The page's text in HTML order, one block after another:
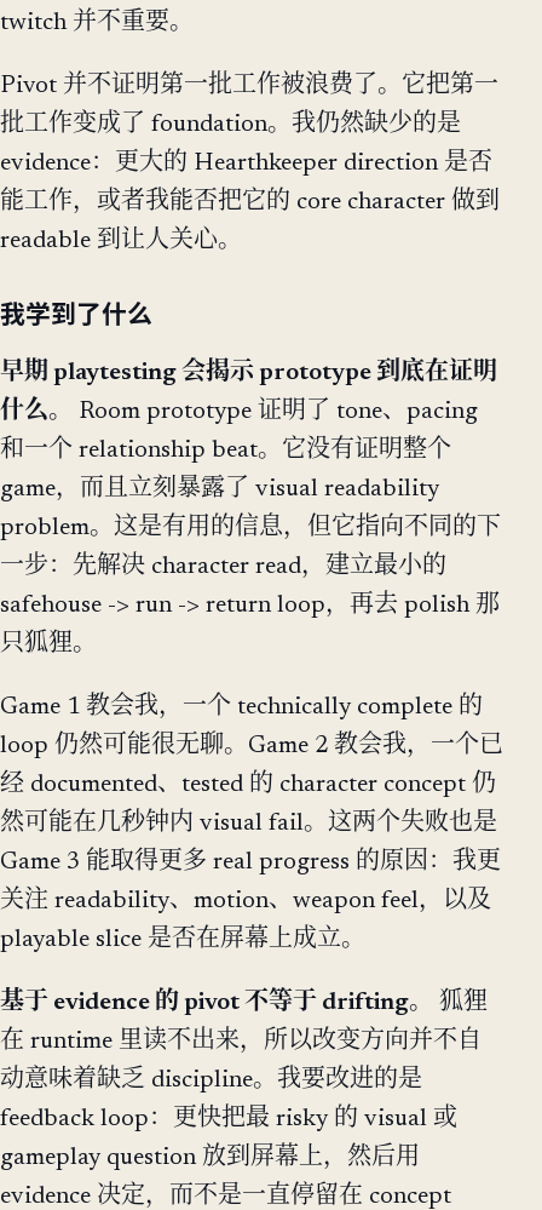
twitch 并不重要。
Pivot 并不证明第一批工作被浪费了。它把第一
批工作变成了 foundation。我仍然缺少的是
evidence：更大的 Hearthkeeper direction 是否
能工作，或者我能否把它的 core character 做到
readable 到让人关心。
我学到了什么
早期 playtesting 会揭示 prototype 到底在证明
什么。
Room prototype 证明了 tone、pacing
和一个 relationship beat。它没有证明整个
game，而且立刻暴露了 visual readability
problem。这是有用的信息，但它指向不同的下
一步：先解决 character read，建立最小的
safehouse -> run -> return loop，再去 polish 那
只狐狸。
Game 1 教会我，一个 technically complete 的
loop 仍然可能很无聊。Game 2 教会我，一个已
经 documented、tested 的 character concept 仍
然可能在几秒钟内 visual fail。这两个失败也是
Game 3 能取得更多 real progress 的原因：我更
关注 readability、motion、weapon feel，以及
playable slice 是否在屏幕上成立。
基于 evidence 的 pivot 不等于 drifting。
狐狸
在 runtime 里读不出来，所以改变方向并不自
动意味着缺乏 discipline。我要改进的是
feedback loop：更快把最 risky 的 visual 或
gameplay question 放到屏幕上，然后用
evidence 决定，而不是一直停留在 concept